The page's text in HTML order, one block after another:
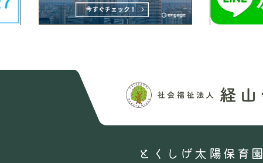
とくしげ太陽保育園